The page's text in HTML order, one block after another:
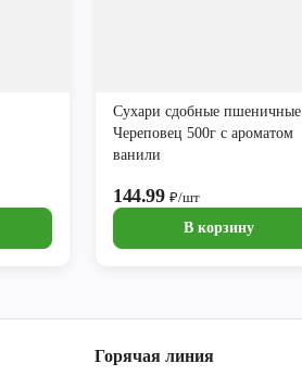
Сухари сдобные пшеничные
Череповец 500г с ароматом
ванили
144.99₽/шт
В корзину
Горячая линия